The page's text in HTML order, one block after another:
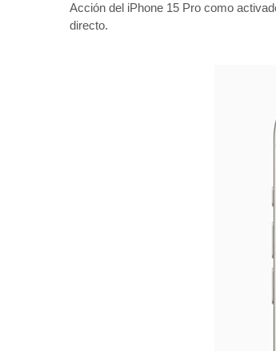
Acción del iPhone 15 Pro como
directo.